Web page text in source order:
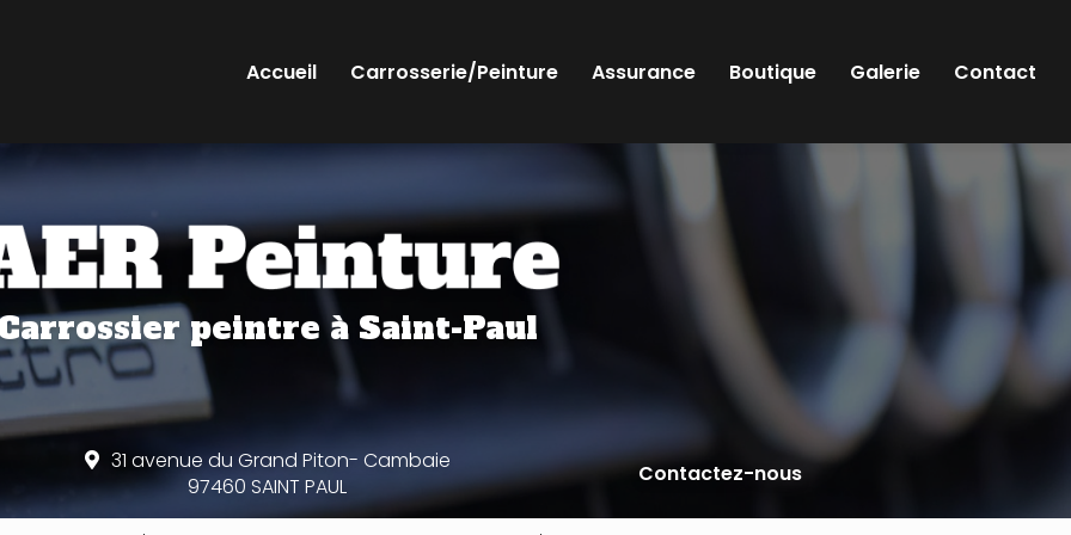
Accueil Carrosserie/Peinture Assurance Boutique Galerie Contact
peintreà Saint-Paul
31 avenue du Grand Piton- Cambaie
97460 SAINT PAUL
Contactez-nous